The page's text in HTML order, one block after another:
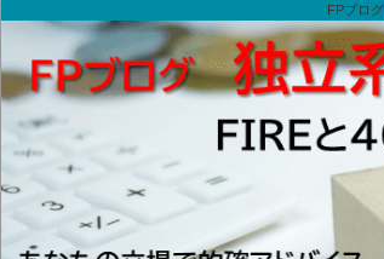
FPブロ